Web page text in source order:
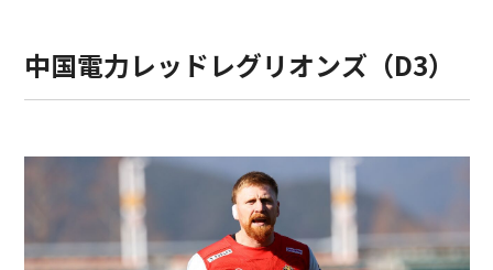
中国電力レッドレグリオンズ（D3）